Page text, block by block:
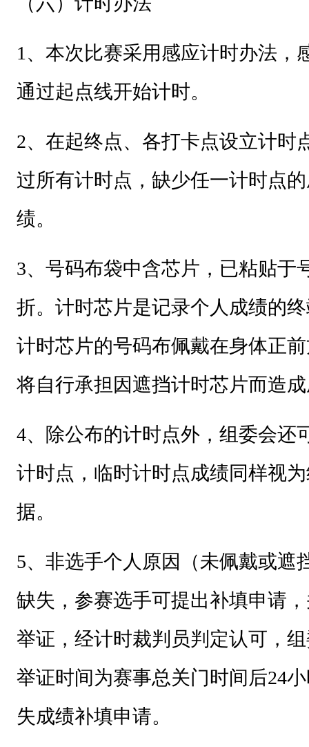
1 、 本次比赛采用感应计时办法，
通过起点线开始计时。
2、 在起终点、各打卡点设立计时
过所有计时点，缺少任一计时点
绩。
3、号码布袋中含芯片，已粘贴于
折。计时芯片是记录个人成绩的
计时芯片的号码布佩戴在身体正
将自行承担因遮挡计时芯片而造
4、除公布的计时点外，组委会还
计时点，临时计时点成绩同样视
据。
5、 非选手个人原因（未佩戴或遮
缺失，参赛选手可提出补填申请
举证，经计时裁判员判定认可，
举证时间为赛事总关门时间后24
失成绩补填申请。